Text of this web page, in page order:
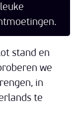
stand en
we
in
te